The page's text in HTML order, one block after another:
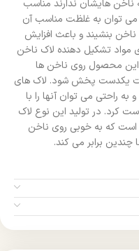
ناخن هایشان ندارند مناسب
می توان به غلظت مناسب آن
بنشیند و باعث افزایش
مواد تشکیل دهنده لاک ناخن
این محصول روی ناخن ها
یکدست پخش شود. لاک های
به راحتی می توان آنها را با
کرد. در تولید این نوع لاک
است که به خوبی روی ناخن
برابر می کند.